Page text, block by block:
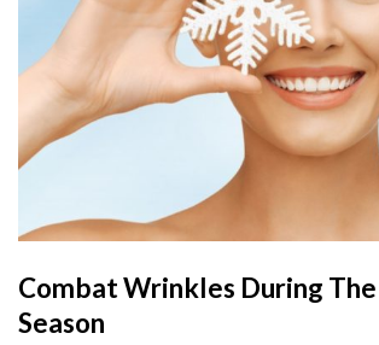
Combat Wrinkles During
Season